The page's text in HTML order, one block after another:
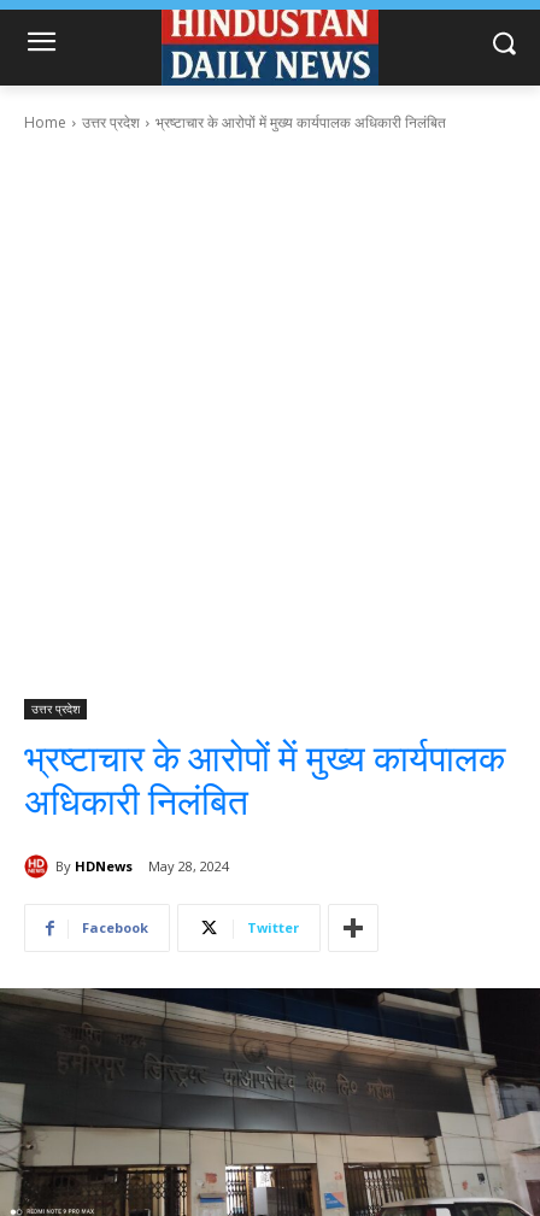
Home उत्तर प्रदेश भ्रष्टाचार के आरोपों में मुख्य कार्यपालक अधिकारी निलंबित
उत्तर प्रदेश
भ्रष्टाचार के आरोपों में मुख्य कार्यपालक
अधिकारी निलंबित
By HDNews May 28, 2024
Facebook Twitter